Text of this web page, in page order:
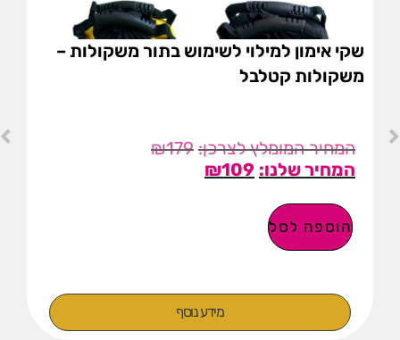
שקי אימון למילוי לשימוש בתור משקולות –
משקולות קטלבל
₪179
₪109
הוספה לסל
מידע נוסף